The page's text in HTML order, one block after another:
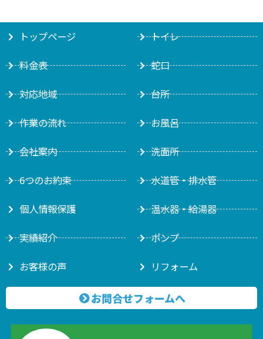
トップページ
料金表
対応地域
作業の流れ
会社案内
6つのお約束
個人情報保護
実績紹介
お客様の声
トイレ
蛇口
台所
お風呂
洗面所
水道管・排水管
温水器・給湯器
ポンプ
リフォーム
お問合せフォームへ